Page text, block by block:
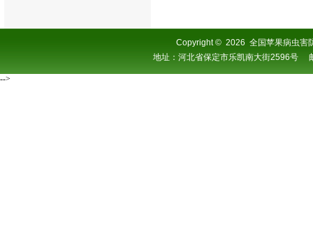
Copyright© 2026 全国苹果病虫害
地址：河北省保定市乐凯南大街2596
-->